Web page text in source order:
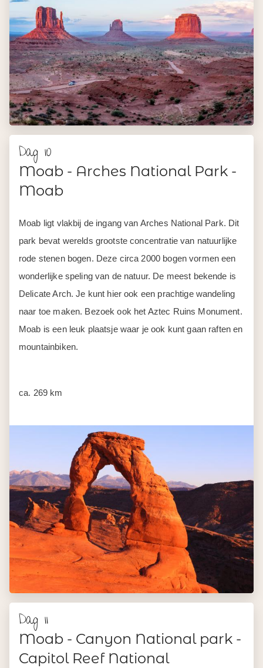
Dag 10
Moab - Arches National Park -
Moab
Moab ligt vlakbij de ingang van Arches National Park. Dit
park bevat werelds grootste concentratie van natuurlijke
rode stenen bogen. Deze circa 2000 bogen vormen een
wonderlijke speling van de natuur. De meest bekende is
Delicate Arch. Je kunt hier ook een prachtige wandeling
naar toe maken. Bezoek ook het Aztec Ruins Monument.
Moab is een leuk plaatsje waar je ook kunt gaan raften en
mountainbiken.
ca. 269 km
Dag 11
Moab - Canyon National park -
Capitol Reef National